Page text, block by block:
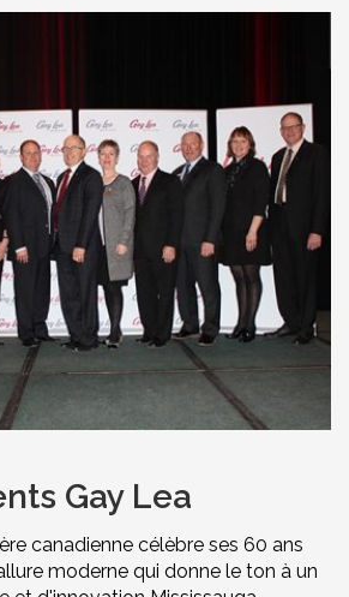
Gay Lea
canadienne célèbre ses 60 ans
moderne qui donne le ton à un